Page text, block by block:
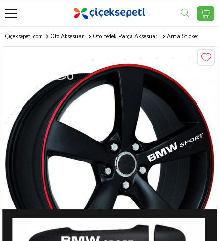
Çiçeksepeti.com Oto Aksesuar Oto Yedek Parça Aksesuar Arma Sticker